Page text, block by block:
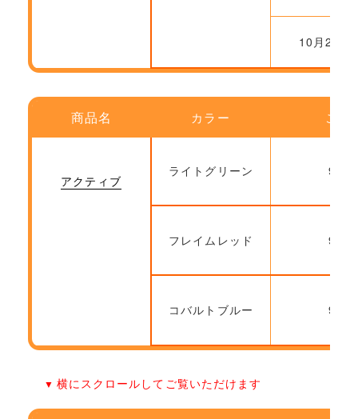
10月20日
商品名 カラー ご注
アクティブ
ライトグリーン 9月
フレイムレッド 9月
コバルトブルー 9月
横にスクロールしてご覧いただけます